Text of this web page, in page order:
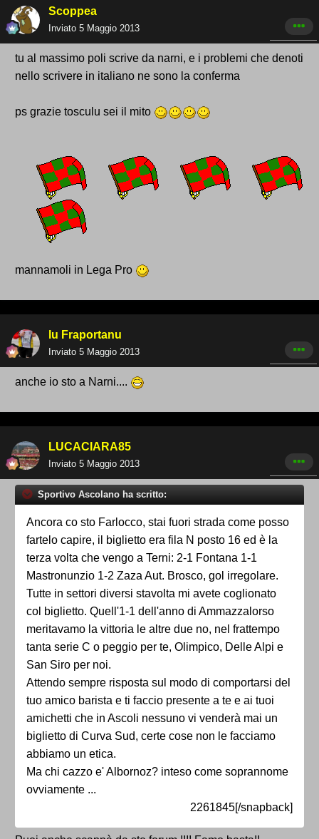
Scoppea
Inviato 5 Maggio 2013
tu al massimo poli scrive da narni, e i problemi che denoti
nello scrivere in italiano ne sono la conferma
ps grazie tosculu sei il mito
mannamoli in Lega Pro
lu Fraportanu
Inviato 5 Maggio 2013
anche io sto a Narni....
LUCACIARA85
Inviato 5 Maggio 2013
Sportivo Ascolano ha scritto:
Ancora co sto Farlocco, stai fuori strada come posso
fartelo capire, il biglietto era fila N posto 16 ed è la
terza volta che vengo a Terni: 2-1 Fontana 1-1
Mastronunzio 1-2 Zaza Aut. Brosco, gol irregolare.
Tutte in settori diversi stavolta mi avete coglionato
col biglietto. Quell'1-1 dell'anno di Ammazzalorso
meritavamo la vittoria le altre due no, nel frattempo
tanta serie C o peggio per te, Olimpico, Delle Alpi e
San Siro per noi.
Attendo sempre risposta sul modo di comportarsi del
tuo amico barista e ti faccio presente a te e ai tuoi
amichetti che in Ascoli nessuno vi venderà mai un
biglietto di Curva Sud, certe cose non le facciamo
abbiamo un etica.
Ma chi cazzo e' Albornoz? inteso come soprannome
ovviamente ...
2261845[/snapback]